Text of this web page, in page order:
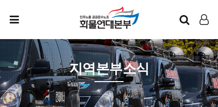
인트라넷
LOG IN
지역본부소식